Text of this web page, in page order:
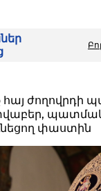
հայ ժողովրդի
փաստին